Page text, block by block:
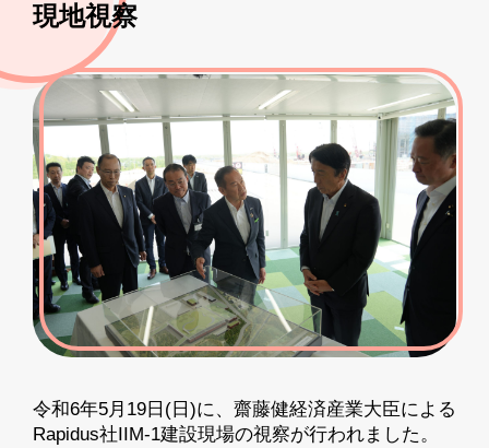
現地視察
令和6年5月19日(日)に、齋藤健経済産業大臣による
Rapidus社IIM-1建設現場の視察が行われました。